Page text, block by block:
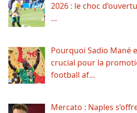
2026 : le choc
…
Pourquoi Sadio Mané
crucial pour la
football af…
Mercato : Naples